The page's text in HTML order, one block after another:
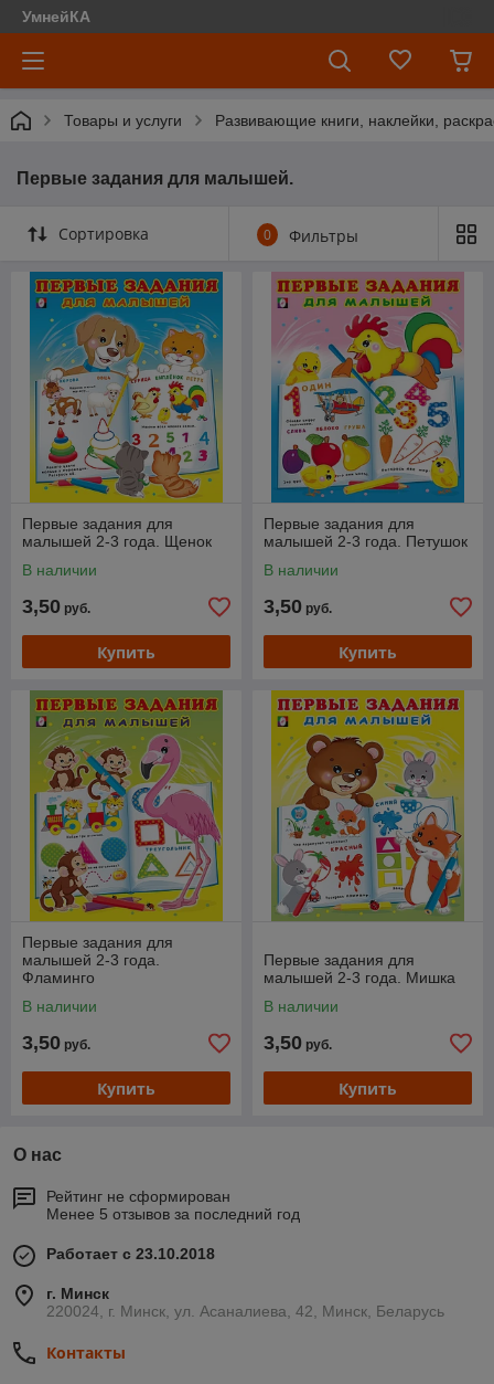
УмнейКА
Товары и услуги Развивающие книги, наклейки,
Первые задания для малышей.
Сортировка 0 Фильтры
Первые задания для
малышей 2-3 года. Щенок
В наличии
3,50 руб.
Купить
Первые задания для
малышей 2-3 года. Петушок
В наличии
3,50 руб.
Купить
Первые задания для
малышей 2-3 года.
Фламинго
В наличии
3,50 руб.
Купить
Первые задания для
малышей 2-3 года. Мишка
В наличии
3,50 руб.
Купить
О нас
Рейтинг не сформирован
Менее 5 отзывов за последний год
Работает с 23.10.2018
г. Минск
220024, г. Минск, ул. Асаналиева, 42, Минск, Беларусь
Контакты